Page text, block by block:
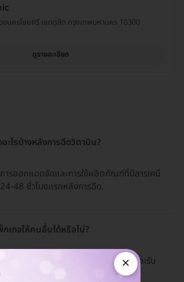
งนครไชยศรี เขตดุสิต กรุงเทพมหานคร 10300
ดูรายละเอียด
ะไรบ้างหลังการฉีดวิตามิน?
ารออกแดดจัดและการใช้ผลิตภัณฑ์ที่มีสารเคมี
48 ชั่วโมงแรกหลังการฉีด.
เกจให้คนอื่นได้หรือไม่?
ถซื้อแพ็กเกจให้คนอื่นได้ โดยแจ้งชื่อผู้ที่จะรับ
รู้.
×